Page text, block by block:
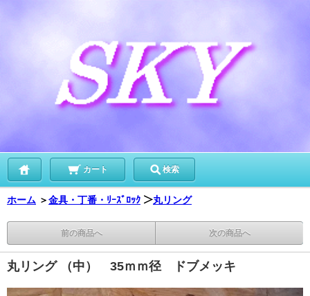
カート 検索
ホーム ＞金具・丁番・ﾘｰｽﾞﾛｯｸ ＞丸リング
前の商品へ 次の商品へ
丸リング （中） 35ｍｍ径 ドブメッキ